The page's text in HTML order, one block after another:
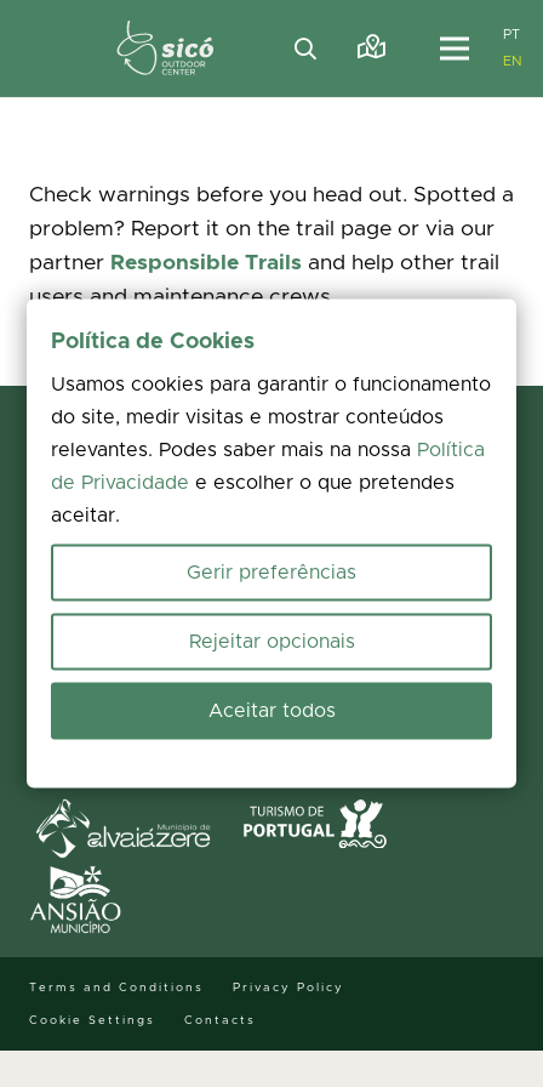
PT
EN
Check warnings before you head out. Spotted a
problem? Report it on the trail page or via our
partner Responsible Trails and help other trail
users and maintenance crews.
SICÓ WITH THE FAMILY PILGRIMAGE
NATURE OBSERVATION CULTURAL TOURISM
Terms and Conditions Privacy Policy
Cookie Settings Contacts
Política de Cookies
Usamos cookies para garantir o funcionamento
do site, medir visitas e mostrar conteúdos
relevantes. Podes saber mais na nossa Política
de Privacidade e escolher o que pretendes
aceitar.
Gerir preferências
Rejeitar opcionais
Aceitar todos